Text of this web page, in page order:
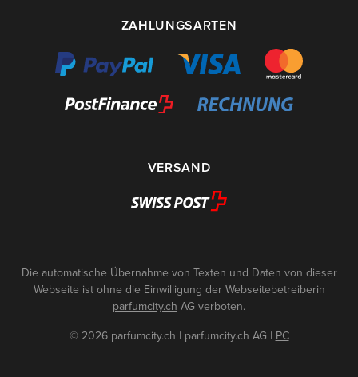
ZAHLUNGSARTEN
VERSAND
Die automatische Übernahme von Texten und Daten von dieser
Webseite ist ohne die Einwilligung der Webseitebetreiberin
parfumcity.ch AG verboten.
© 2026 parfumcity.ch | parfumcity.ch AG | PC